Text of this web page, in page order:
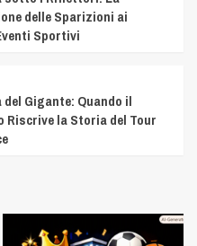
delle Sparizioni ai
Sportivi
del Gigante: Quando il
Riscrive la Storia del Tour